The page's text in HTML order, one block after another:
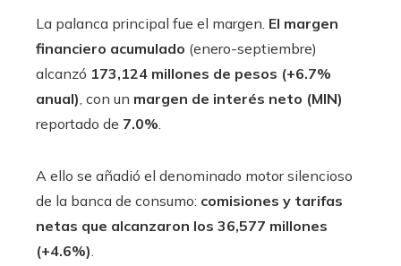
La palanca principal fue el margen. El margen
financiero acumulado (enero-septiembre)
alcanzó 173,124 millones de pesos (+6.7%
anual), con un margen de interés neto (MIN)
reportado de 7.0%.
A ello se añadió el denominado motor silencioso
de la banca de consumo: comisiones y tarifas
netas que alcanzaron los 36,577 millones
(+4.6%).